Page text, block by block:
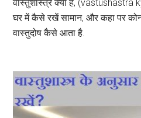
वास्तुशास्त्र क्या है, (vastushastra
घर में कैसे रखें सामान, और कहा पर
वास्तुदोष कैसे आता है.